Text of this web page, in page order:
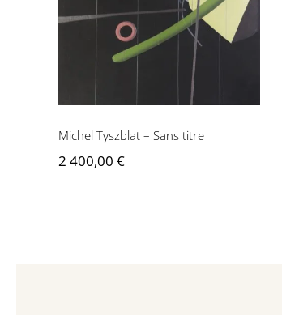
Michel Tyszblat – Sans titre
2 400,00 €